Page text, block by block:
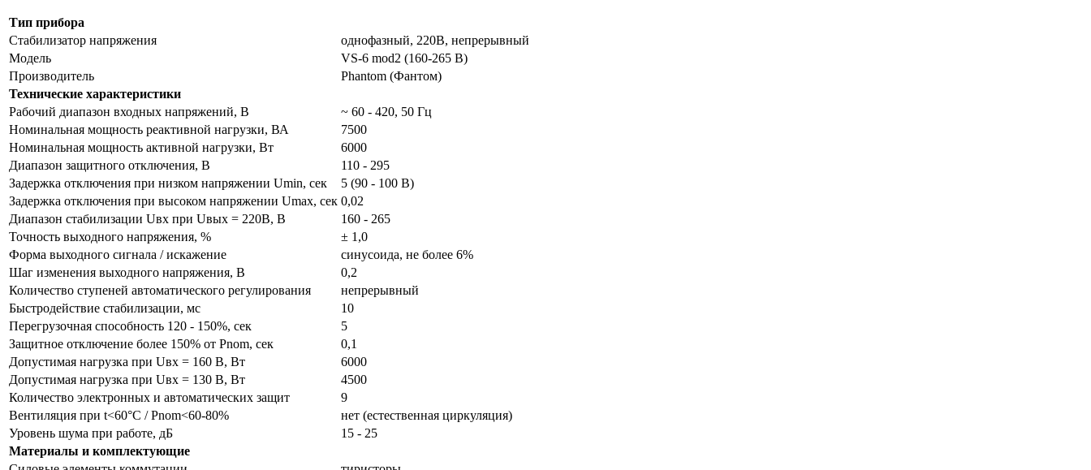
Тип прибора
Стабилизатор напряжения
однофазный, 220В, непрерывный
Модель
VS-6 mod2 (160-265 В)
Производитель
Phantom (Фантом)
Технические характеристики
Рабочий диапазон входных напряжений, В
~ 60 - 420, 50 Гц
Номинальная мощность реактивной нагрузки, ВА
7500
Номинальная мощность активной нагрузки, Вт
6000
Диапазон защитного отключения, В
110 - 295
Задержка отключения при низком напряжении Umin, сек
5 (90 - 100 В)
Задержка отключения при высоком напряжении Umax, сек 0,02
Диапазон стабилизации Uвх при Uвых = 220В, В
160 - 265
Точность выходного напряжения, %
± 1,0
Форма выходного сигнала / искажение
синусоида, не более 6%
Шаг изменения выходного напряжения, В
0,2
Количество ступеней автоматического регулирования
непрерывный
Быстродействие стабилизации, мс
10
Перегрузочная способность 120 - 150%, сек
5
Защитное отключение более 150% от Pnom, сек
0,1
Допустимая нагрузка при Uвх = 160 В, Вт
6000
Допустимая нагрузка при Uвх = 130 В, Вт
4500
Количество электронных и автоматических защит
9
Вентиляция при t<60°С / Pnom<60-80%
нет (естественная циркуляция)
Уровень шума при работе, дБ
15 - 25
Материалы и комплектующие